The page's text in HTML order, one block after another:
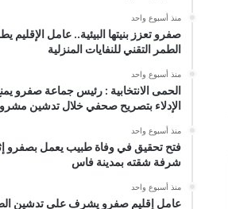
منذ أسبوع واحد
صفرو تعزز بنيتها البيئية.. عامل
الطمر التقني للنفايات المنزلية
منذ أسبوع واحد
الحمى الانتخابية : رئيس جماعة صفرو
الإدلاء بتصريح صحفي خلال تدشين
منذ أسبوع واحد
فتح تحقيق في وفاة طبيب يعمل بصفرو
شرفة شقته بمدينة فاس
منذ أسبوع واحد
عامل إقليم صفرو يشرف على تدشين